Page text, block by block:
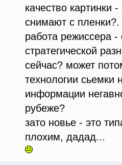
качество картинки
снимают с пленки?.
работа режиссера
стратегической
сейчас? может
технологии сьемки
информации
рубеже?
зато новье - это
плохим, дадад...